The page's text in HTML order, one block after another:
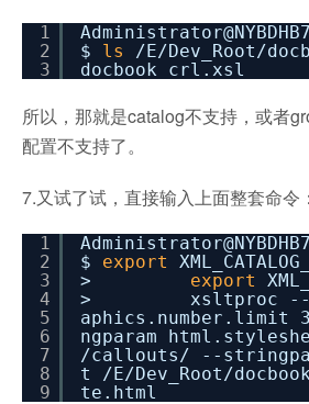
1
2
3
$ ls
/E/Dev_Root/
docbook_crl.xsl
所以，那就是catalog不支持，或者
配置不支持了。
7.又试了试，直接输入上面整套命令：
1
2
3
4
5
6
7
8
9
$ export
> export
> xsltproc --
aphics.number.limit
ngparam
/callouts/
--
t /E/Dev_Root/
te.html